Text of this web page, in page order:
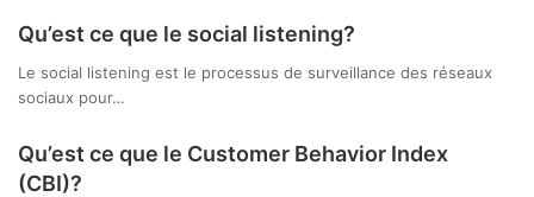
Qu’est ce que le social listening?
Le social listening est le processus de surveillance des réseaux
sociaux pour…
Qu’est ce que le Customer Behavior Index
(CBI)?